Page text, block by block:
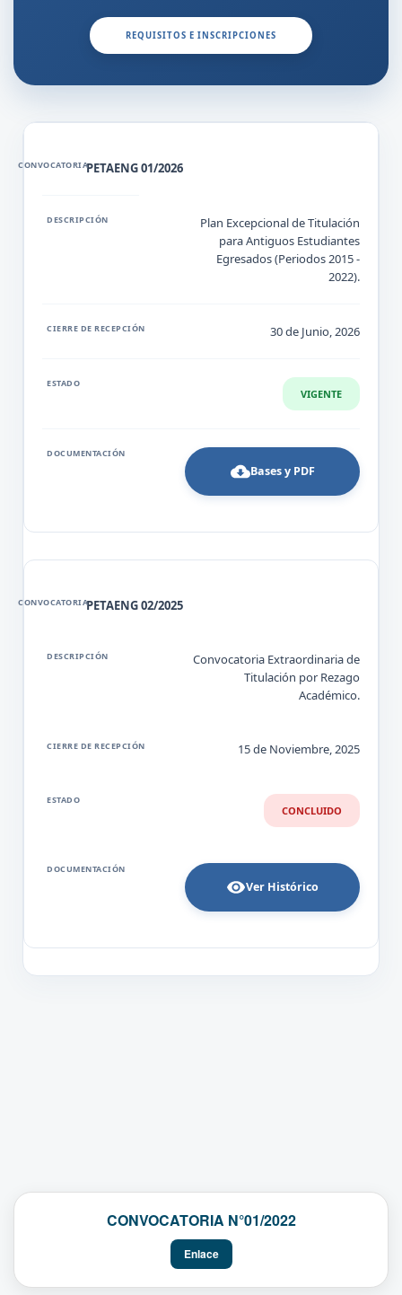
REQUISITOS E INSCRIPCIONES
PETAENG 01/2026
Plan Excepcional de Titulación
para Antiguos Estudiantes
Egresados (Periodos 2015 -
2022).
30 de Junio, 2026
VIGENTE
Bases y PDF
PETAENG 02/2025
Convocatoria Extraordinaria de
Titulación por Rezago
Académico.
15 de Noviembre, 2025
CONCLUIDO
Ver Histórico
CONVOCATORIA N°01/2022
Enlace